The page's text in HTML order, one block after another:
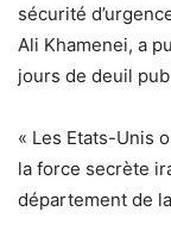
sécurité
Ali Khamenei, a
jours de deuil
« Les Etats-Unis
la force secrète
département de